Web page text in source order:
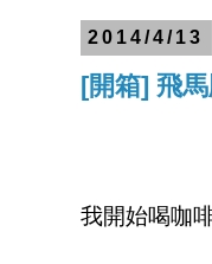
2014/4/13
[開箱] 飛
我開始喝咖